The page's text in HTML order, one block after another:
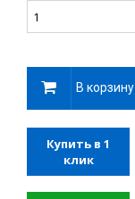
В корзину
Купить в 1
клик